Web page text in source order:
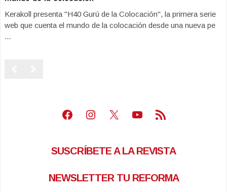
Kerakoll presenta "H40 Gurú de la Colocación", la primera serie
web que cuenta el mundo de la colocación desde una nueva pe
...
Facebook
Instagram
X Youtube
Feed RSS
SUSCRÍBETE A LA REVISTA
NEWSLETTER TU REFORMA